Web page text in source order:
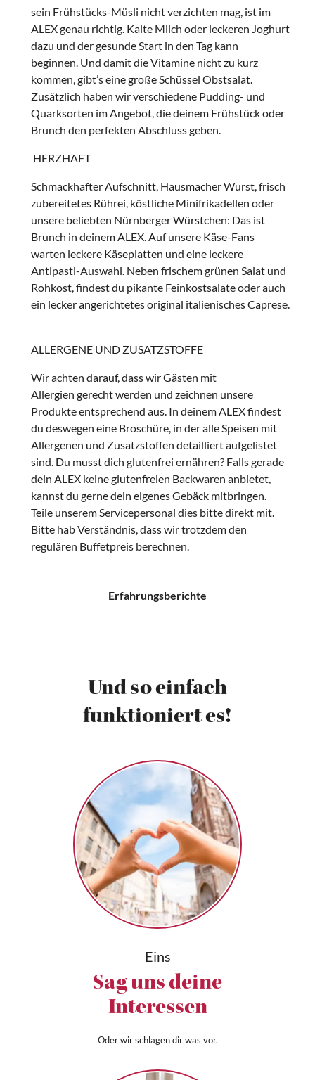
sein Frühstücks-Müsli nicht verzichten mag, ist im
ALEX genau richtig. Kalte Milch oder leckeren Joghurt
dazu und der gesunde Start in den Tag kann
beginnen. Und damit die Vitamine nicht zu kurz
kommen, gibt’s eine große Schüssel Obstsalat.
Zusätzlich haben wir verschiedene Pudding- und
Quarksorten im Angebot, die deinem Frühstück oder
Brunch den perfekten Abschluss geben.
HERZHAFT
Schmackhafter Aufschnitt, Hausmacher Wurst, frisch
zubereitetes Rührei, köstliche Minifrikadellen oder
unsere beliebten Nürnberger Würstchen: Das ist
Brunch in deinem ALEX. Auf unsere Käse-Fans
warten leckere Käseplatten und eine leckere
Antipasti-Auswahl. Neben frischem grünen Salat und
Rohkost, findest du pikante Feinkostsalate oder auch
ein lecker angerichtetes original italienisches Caprese.
ALLERGENE UND ZUSATZSTOFFE
Wir achten darauf, dass wir Gästen mit
Allergien gerecht werden und zeichnen unsere
Produkte entsprechend aus. In deinem ALEX findest
du deswegen eine Broschüre, in der alle Speisen mit
Allergenen und Zusatzstoffen detailliert aufgelistet
sind. Du musst dich glutenfrei ernähren? Falls gerade
dein ALEX keine glutenfreien Backwaren anbietet,
kannst du gerne dein eigenes Gebäck mitbringen.
Teile unserem Servicepersonal dies bitte direkt mit.
Bitte hab Verständnis, dass wir trotzdem den
regulären Buffetpreis berechnen.
Erfahrungsberichte
Und so einfach
funktioniert es!
Eins
Sag uns deine
Interessen
Oder wir schlagen dir was vor.